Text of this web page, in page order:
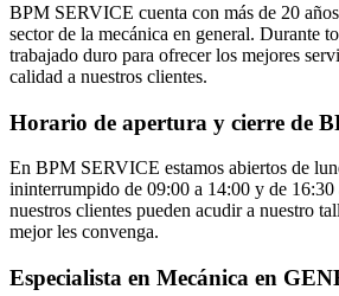
BPM SERVICE cuenta con más de 20
sector de la mecánica en general. Durante
trabajado duro para ofrecer los mejores
calidad a nuestros clientes.
Horario de apertura y cierre de
En BPM SERVICE estamos abiertos de
ininterrumpido de 09:00 a 14:00 y de 16:30
nuestros clientes pueden acudir a nuestro
mejor les convenga.
Especialista en Mecánica en